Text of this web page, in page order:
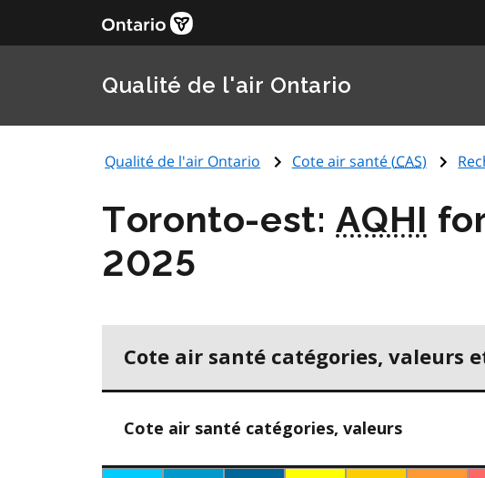
Qualité de l'air Ontario
Qualité de l'air Ontario Cote air santé (CAS)
Toronto-est:AQHI
2025
Cote air santé catégories, valeurs
Cote air santé catégories, valeurs